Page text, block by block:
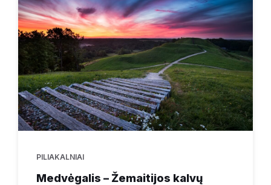
PILIAKALNIAI
Medvėgalis – Žemaitijos kalvų